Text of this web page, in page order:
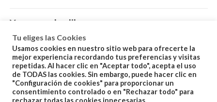
You may also like…
Tu eliges las Cookies
Usamos cookies en nuestro sitio web para ofrecerte la
mejor experiencia recordando tus preferencias y visitas
repetidas. Al hacer clic en "Aceptar todo", acepta el uso
de TODAS las cookies. Sin embargo, puede hacer clic en
"Configuración de cookies" para proporcionar un
consentimiento controlado o en "Rechazar todo" para
rechazar todas las cookies innecesarias.